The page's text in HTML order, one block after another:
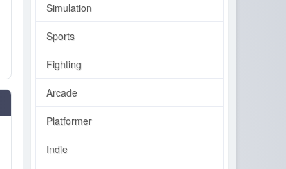
Simulation
Sports
Fighting
Arcade
Platformer
Indie